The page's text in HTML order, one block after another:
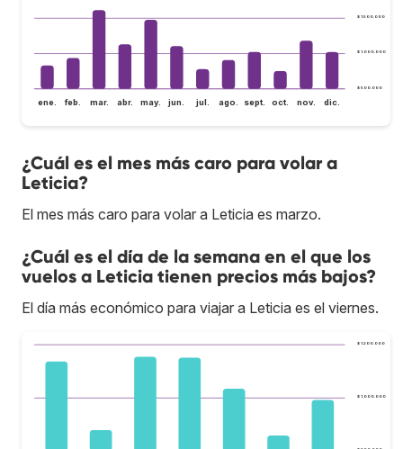
$ 500.000
$ 1.000.000
$ 1.500.000
ene. feb. mar. abr. may. jun. jul. ago. sept. oct. nov. dic.
¿Cuál es el mes más caro para volar a
Leticia?
El mes más caro para volar a Leticia es marzo.
¿Cuál es el día de la semana en el que los
vuelos a Leticia tienen precios más bajos?
El día más económico para viajar a Leticia es el viernes.
$ 1.000.000
$ 1.200.000